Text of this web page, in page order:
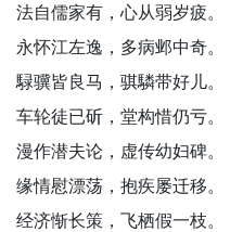
法自儒家有，心从弱岁疲。
永怀江左逸，多病邺中奇。
騄骥皆良马，骐驎带好儿。
车轮徒已斫，堂构惜仍亏。
漫作潜夫论，虚传幼妇碑。
缘情慰漂荡，抱疾屡迁移。
经济惭长策，飞栖假一枝。